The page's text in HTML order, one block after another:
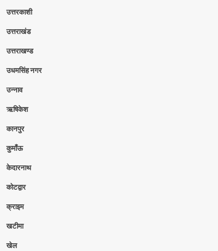
उत्तरकाशी
उत्तराखंड
उत्तराखण्ड
उधमसिंह नगर
उन्नाव
ऋषिकेश
कानपुर
कुमाँऊ
केदारनाथ
कोटद्वार
क्राइम
खटीमा
खेल